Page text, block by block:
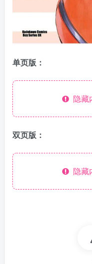
单页版：
隐藏
双页版：
隐藏